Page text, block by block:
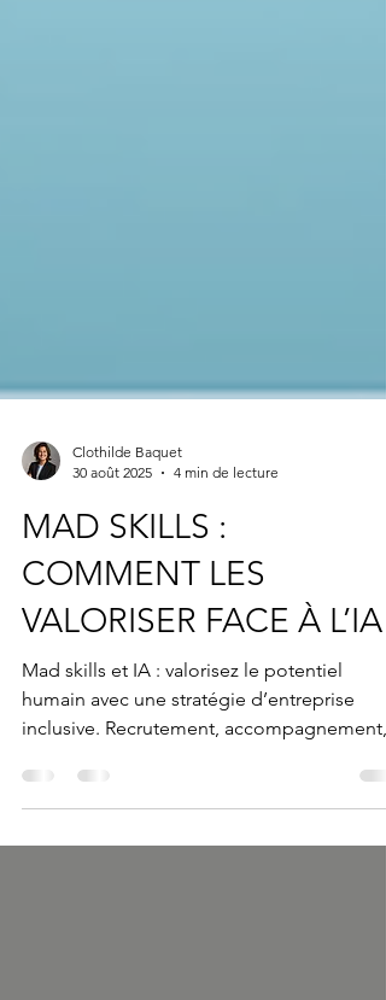
30 août 2025
4 min de lecture
MAD SKILLS :
COMMENT LES
VALORISER FACE À L’IA ?
Mad skills et IA : valorisez le potentiel
humain avec une stratégie d’entreprise
inclusive. Recrutement, accompagnement,